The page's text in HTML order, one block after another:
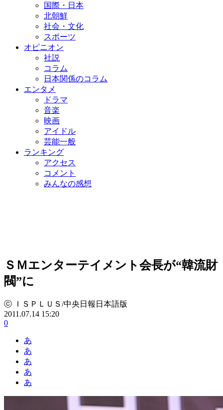
国際・日本
北朝鮮
社会・文化
スポーツ
オピニオン
社説
コラム
日本関係のコラム
エンタメ
ドラマ
音楽
映画
アイドル
芸能一般
ランキング
アクセス
コメント
みんなの感想
ＳＭエンターテイメント会長が“韓流財
閥”に
ⓒ ＩＳＰＬＵＳ/中央日報日本語版
2011.07.14 15:20
0
あ
あ
あ
あ
あ